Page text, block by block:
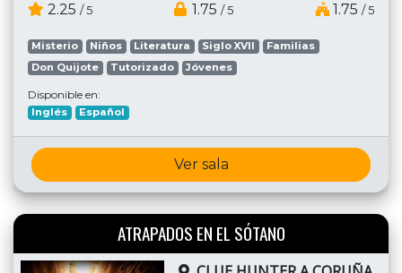
2.25 / 5 1.75 / 5 1.75 / 5
Misterio Niños Literatura Siglo XVII
Familias
Don Quijote
Tutorizado Jóvenes
Disponible en:
Inglés Español
Ver sala
ATRAPADOS EN EL SÓTANO